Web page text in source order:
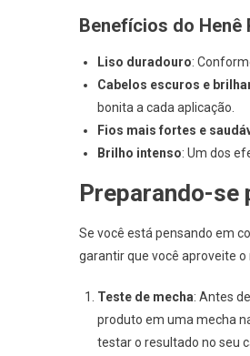
Benefícios do Henê
Liso duradouro:
Cabelos escuros e
bonita a cada aplicação.
Fios mais fortes e
Brilho intenso: Um dos
Preparando-se
Se você está pensando em
garantir que você aproveite
Teste de mecha: Antes
produto em uma mecha
testar o resultado no seu